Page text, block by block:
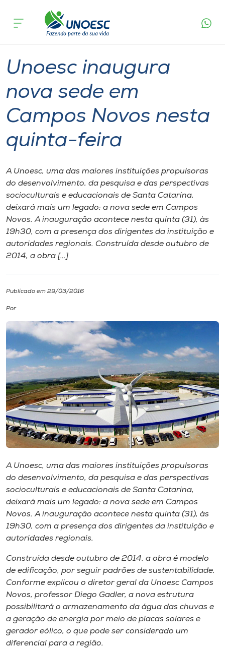
Cursos
Atendimento ao Estudante
Portal de Ensino
A
Internacionalização
I.nova
Cultura
CPA
Biblioteca
Editora
Rádio
Unoesc
Store
o idioma
acontece
Unoesc inaugura
nova sede em
Campos Novos nesta
quinta-feira
A Unoesc, uma das maiores instituições propulsoras
do desenvolvimento, da pesquisa e das perspectivas
socioculturais e educacionais de Santa Catarina,
deixará mais um legado: a nova sede em Campos
Novos. A inauguração acontece nesta quinta (31), às
19h30, com a presença dos dirigentes da instituição e
autoridades regionais. Construída desde outubro de
2014, a obra […]
Publicado em 29/03/2016
Por
A Unoesc, uma das maiores instituições propulsoras
do desenvolvimento, da pesquisa e das perspectivas
socioculturais e educacionais de Santa Catarina,
deixará mais um legado: a nova sede em Campos
Novos. A inauguração acontece nesta quinta (31), às
19h30, com a presença dos dirigentes da instituição e
autoridades regionais.
Construída desde outubro de 2014, a obra é modelo
de edificação, por seguir padrões de sustentabilidade.
Conforme explicou o diretor geral da Unoesc Campos
Novos, professor Diego Gadler, a nova estrutura
possibilitará o armazenamento da água das chuvas e
a geração de energia por meio de placas solares e
gerador eólico, o que pode ser considerado um
diferencial para a região.